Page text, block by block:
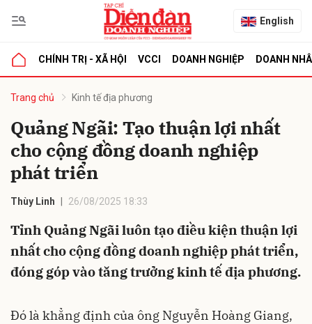
English
CHÍNH TRỊ - XÃ HỘI VCCI DOANH NGHIỆP DOANH
Trang chủ Kinh tế địa phương
Quảng Ngãi: Tạo thuận lợi nhất
cho cộng đồng doanh nghiệp
phát triển
Thùy Linh 26/08/2025 18:33
Tỉnh Quảng Ngãi luôn tạo điều kiện thuận lợi
nhất cho cộng đồng doanh nghiệp phát triển,
đóng góp vào tăng trưởng kinh tế địa phương.
Đó là khẳng định của ông Nguyễn Hoàng Giang,
luận
Hủy